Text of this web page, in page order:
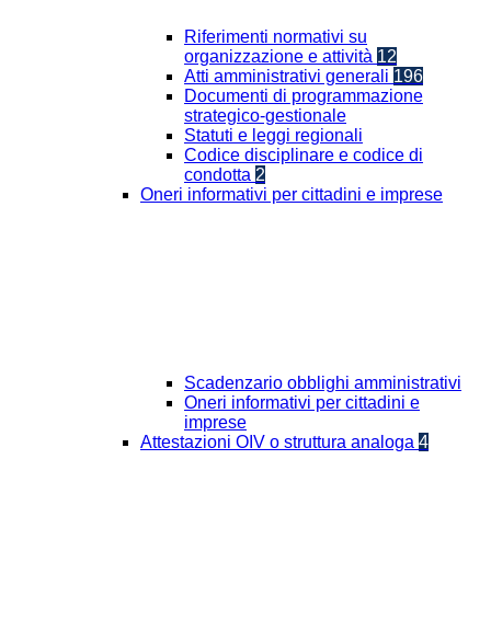
Riferimenti normativi su
organizzazione e attività 12
Atti amministrativi generali 196
Documenti di programmazione
strategico-gestionale
Statuti e leggi regionali
Codice disciplinare e codice di
condotta 2
Oneri informativi per cittadini e imprese
Scadenzario obblighi amministrativi
Oneri informativi per cittadini e
imprese
Attestazioni OIV o struttura analoga 4